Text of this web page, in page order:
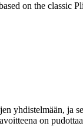
on the classic
yhdistelmään, ja
on